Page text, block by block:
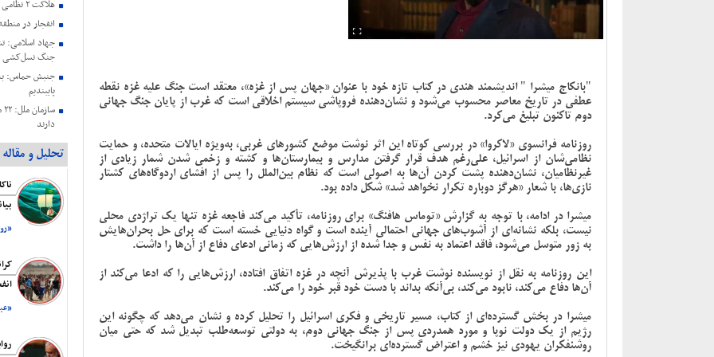
"بانکاج میشرا " اندیشمند هندی در کتاب تازه خود با عنوان «جهان پس از غزه»، معتقد است جنگ علیه غزه نقطه
عطفی در تاریخ معاصر محسوب می‌شود و نشان‌دهنده فروپاشی سیستم اخلاقی‌ است که غرب از پایان جنگ جهانی
دوم تاکنون تبلیغ می‌کرد.
روزنامه فرانسوی «لاکروا» در بررسی کوتاه این اثر نوشت موضع کشورهای غربی، به‌ویژه ایالات متحده، و حمایت
نظامی‌شان از اسرائیل، علی‌رغم هدف قرار گرفتن مدارس و بیمارستان‌ها و کشته و زخمی شدن شمار زیادی از
غیرنظامیان، نشان‌دهنده پشت کردن آن‌ها به اصولی است که نظام بین‌الملل را پس از افشای اردوگاه‌های کشتار
نازی‌ها، با شعار «هرگز دوباره تکرار نخواهد شد» شکل داده بود.
میشرا در ادامه، با توجه به گزارش «توماس هافنگ» برای روزنامه، تأکید می‌کند فاجعه غزه تنها یک تراژدی محلی
نیست، بلکه نشانه‌ای از آشوب‌های جهانی احتمالی آینده است و گواه دنیایی خسته است که برای حل بحران‌هایش
به زور متوسل می‌شود، فاقد اعتماد به نفس و جدا شده از ارزش‌هایی که زمانی ادعای دفاع از آن‌ها را داشت.
این روزنامه به نقل از نویسنده نوشت غرب با پذیرش آنچه در غزه اتفاق افتاده، ارزش‌هایی را که ادعا می‌کند از
آن‌ها دفاع می‌کند، نابود می‌کند، بی‌آنکه بداند با دست خود قبر خود را می‌کند.
میشرا در بخش گسترده‌ای از کتاب، مسیر تاریخی و فکری اسرائیل را تحلیل کرده و نشان می‌دهد که چگونه این
رژیم از یک دولت نوپا و مورد همدردی پس از جنگ جهانی دوم، به دولتی توسعه‌طلب تبدیل شد که حتی میان
روشنفکران یهودی نیز خشم و اعتراض گسترده‌ای برانگیخت.
هلاکت ۲ نظامی صهیونیستی در جنوب لبنان
انفجار در
جنگ نسل‌کشی
جنبش حماس:
پایبندیم
دارند
حمایت هیئت
عزتمندانه
بیانیه کمیته
فلسطین ریاست
شهادت هنیه
رسانه
بیانیه
اشغالگری به
هنیه
تحلیل و مقاله